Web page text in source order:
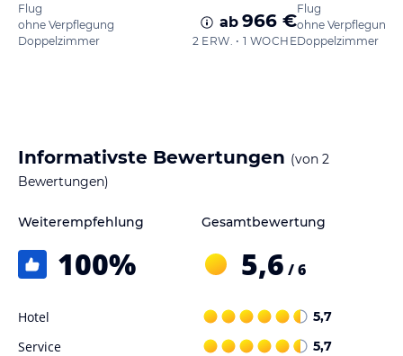
Flug
ohne Verpflegung
Doppelzimmer
ab 966 €
2 ERW. • 1 WOCHE
Flug
ohne Verpflegung
Doppelzimmer
Informativste Bewertungen (von 2
Bewertungen)
Weiterempfehlung
100%
Gesamtbewertung
5,6 / 6
Hotel 5,7
Service 5,7